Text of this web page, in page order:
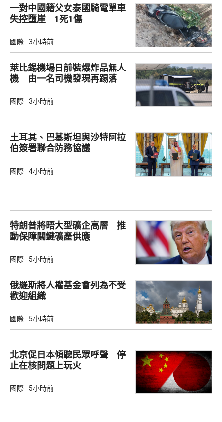
一對中國籍父女泰國騎電單車
失控墮崖 1死1傷
國際 3小時前
萊比錫機場日前裝爆炸品無人
機 由一名司機發現再踢落
國際 3小時前
土耳其、巴基斯坦與沙特阿拉
伯簽署聯合防務協議
國際 4小時前
特朗普將晤大型礦企高層 推
動保障關鍵礦產供應
國際 5小時前
俄羅斯將人權基金會列為不受
歡迎組織
國際 5小時前
北京促日本傾聽民眾呼聲 停
止在核問題上玩火
國際 5小時前